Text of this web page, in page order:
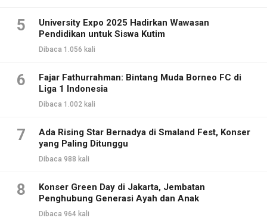
5
University Expo 2025 Hadirkan Wawasan
Pendidikan untuk Siswa Kutim
Dibaca 1.056 kali
6
Fajar Fathurrahman: Bintang Muda Borneo FC di
Liga 1 Indonesia
Dibaca 1.002 kali
7
Ada Rising Star Bernadya di Smaland Fest, Konser
yang Paling Ditunggu
Dibaca 988 kali
8
Konser Green Day di Jakarta, Jembatan
Penghubung Generasi Ayah dan Anak
Dibaca 964 kali